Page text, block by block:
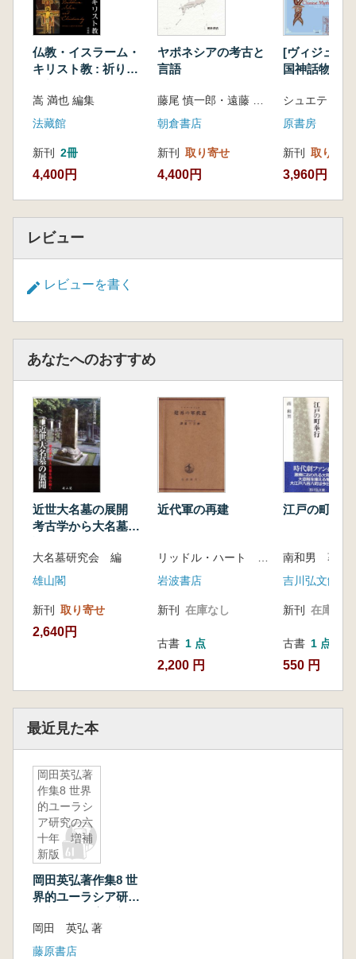
仏教・イスラーム・
キリスト教 : 祈りと
嵩 満也 編集
法藏館
新刊 2冊
4,400円
ヤポネシアの考古と
言語
藤尾 慎一郎・遠藤 光暁・木部 暢子 編
朝倉書店
新刊 取り寄せ
4,400円
[ヴィジュア
国神話物語
原書房
新刊 取り寄せ
3,960円
レビュー
レビューを書く
あなたへのおすすめ
近世大名墓の展開
考古学から大名墓を
大名墓研究会 編
雄山閣
新刊 取り寄せ
2,640円
近代軍の再建
岩波書店
新刊 在庫なし
古書 1 点
2,200 円
江戸の町奉行
南和男 著
吉川弘文館
新刊 在庫なし
古書 1 点
550 円
最近見た本
岡田英弘著
作集8 世界
的ユーラシ
ア研究の六
十年 増補
新版
岡田英弘著作集8 世
界的ユーラシア研究
岡田 英弘 著
藤原書店